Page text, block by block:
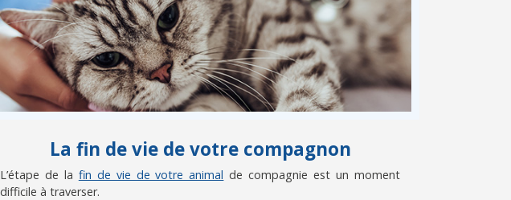
La fin de vie de votre compagnon
L’étape de la fin de vie de votre animal de compagnie est un moment
difficile à traverser.